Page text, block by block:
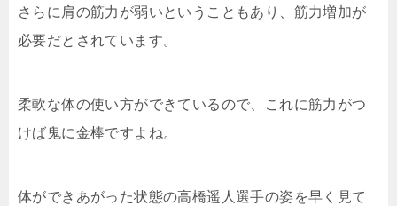
さらに肩の筋力が弱いということもあり、筋力増加が
必要だとされています。
柔軟な体の使い方ができているので、これに筋力がつ
けば鬼に金棒ですよね。
体ができあがった状態の高橋遥人選手の姿を早く見て